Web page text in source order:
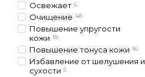
Освежает 5
Очищение 48
Повышение упругости
кожи 18
Повышение тонуса кожи 16
Избавление от шелушения и
сухости 5